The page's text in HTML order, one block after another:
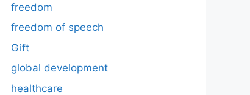
freedom
freedom of speech
Gift
global development
healthcare